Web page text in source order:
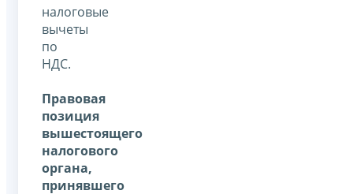
налоговые
вычеты
по
НДС.
Правовая
позиция
вышестоящего
налогового
органа,
принявшего